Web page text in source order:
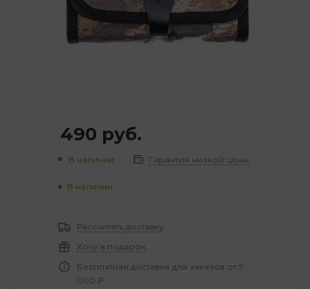
490 руб.
В наличии Гарантия низкой цены
В наличии
Рассчитать доставку
Хочу в подарок
Бесплатная доставка для заказов от 5
000 ₽